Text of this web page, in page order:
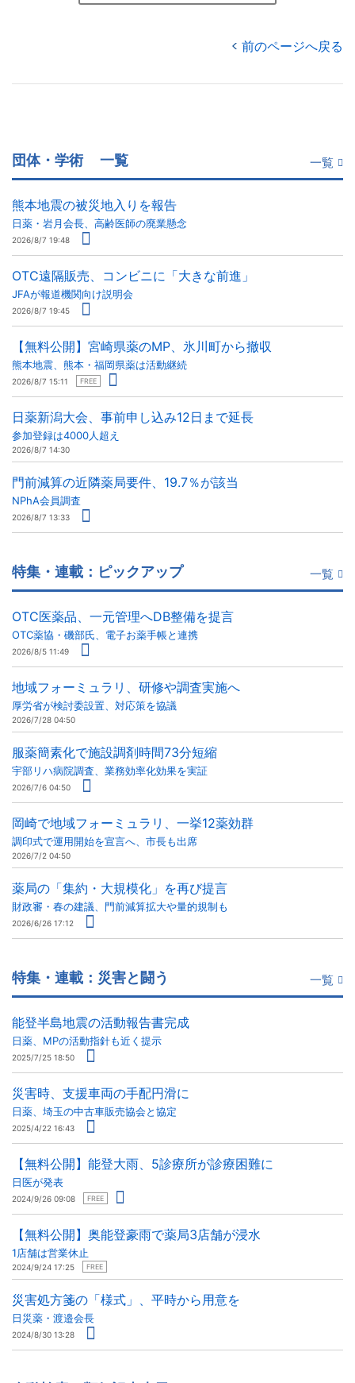
前のページへ戻る
団体・学術 一覧 一覧
熊本地震の被災地入りを報告
日薬・岩月会長、高齢医師の廃業懸念
2026/8/7 19:48
OTC遠隔販売、コンビニに「大きな前進」
JFAが報道機関向け説明会
2026/8/7 19:45
【無料公開】宮崎県薬のMP、氷川町から撤収
熊本地震、熊本・福岡県薬は活動継続
2026/8/7 15:11 FREE
日薬新潟大会、事前申し込み12日まで延長
参加登録は4000人超え
2026/8/7 14:30
門前減算の近隣薬局要件、19.7％が該当
NPhA会員調査
2026/8/7 13:33
特集・連載：ピックアップ 一覧
OTC医薬品、一元管理へDB整備を提言
OTC薬協・磯部氏、電子お薬手帳と連携
2026/8/5 11:49
地域フォーミュラリ、研修や調査実施へ
厚労省が検討委設置、対応策を協議
2026/7/28 04:50
服薬簡素化で施設調剤時間73分短縮
宇部リハ病院調査、業務効率化効果を実証
2026/7/6 04:50
岡崎で地域フォーミュラリ、一挙12薬効群
調印式で運用開始を宣言へ、市長も出席
2026/7/2 04:50
薬局の「集約・大規模化」を再び提言
財政審・春の建議、門前減算拡大や量的規制も
2026/6/26 17:12
特集・連載：災害と闘う 一覧
能登半島地震の活動報告書完成
日薬、MPの活動指針も近く提示
2025/7/25 18:50
災害時、支援車両の手配円滑に
日薬、埼玉の中古車販売協会と協定
2025/4/22 16:43
【無料公開】能登大雨、5診療所が診療困難に
日医が発表
2024/9/26 09:08 FREE
【無料公開】奥能登豪雨で薬局3店舗が浸水
1店舗は営業休止
2024/9/24 17:25 FREE
災害処方箋の「様式」、平時から用意を
日災薬・渡邉会長
2024/8/30 13:28